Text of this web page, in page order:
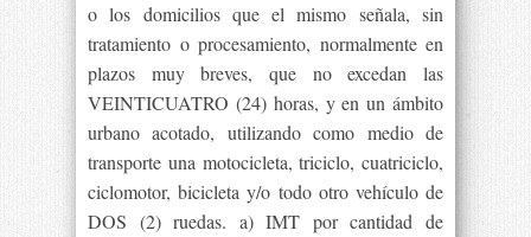
o los domicilios que el mismo señala, sin
tratamiento o procesamiento, normalmente en
plazos muy breves, que no excedan las
VEINTICUATRO (24) horas, y en un ámbito
urbano acotado, utilizando como medio de
transporte una motocicleta, triciclo, cuatriciclo,
ciclomotor, bicicleta y/o todo otro vehículo de
DOS (2) ruedas. a) IMT por cantidad de